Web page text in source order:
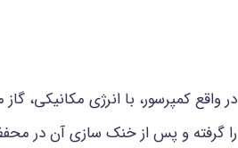
در واقع کمپرسور، با انرژی مکانیکی،
را گرفته و پس از خنک سازی آن در